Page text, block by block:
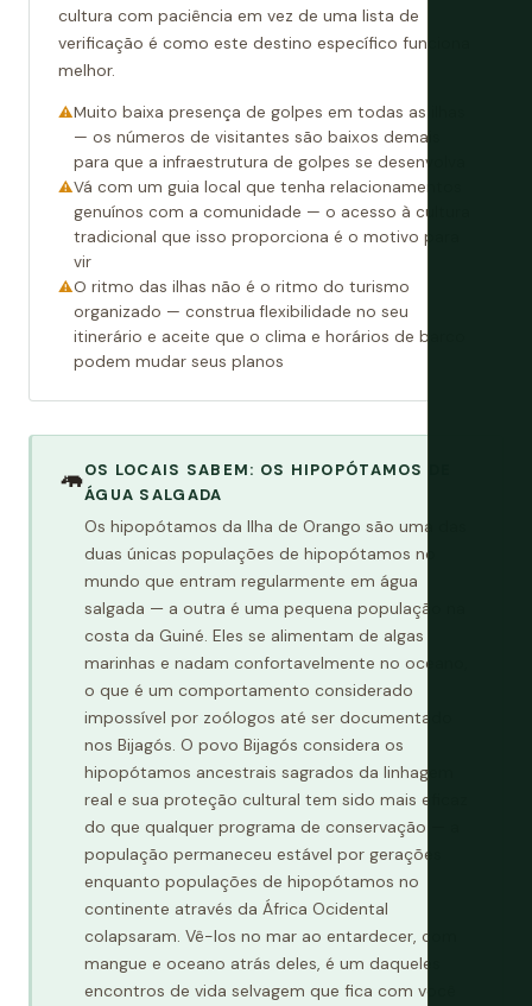
cultura com paciência em vez de uma lista de
verificação é como este destino específico funciona
melhor.
Muito baixa presença de golpes em todas as ilhas
— os números de visitantes são baixos demais
para que a infraestrutura de golpes se desenvolva
Vá com um guia local que tenha relacionamentos
genuínos com a comunidade — o acesso à cultura
tradicional que isso proporciona é o motivo para
vir
O ritmo das ilhas não é o ritmo do turismo
organizado — construa flexibilidade no seu
itinerário e aceite que o clima e horários de barco
podem mudar seus planos
🦛OS LOCAIS SABEM: OS HIPOPÓTAMOS DE
ÁGUA SALGADA
Os hipopótamos da Ilha de Orango são uma das
duas únicas populações de hipopótamos no
mundo que entram regularmente em água
salgada — a outra é uma pequena população na
costa da Guiné. Eles se alimentam de algas
marinhas e nadam confortavelmente no oceano,
o que é um comportamento considerado
impossível por zoólogos até ser documentado
nos Bijagós. O povo Bijagós considera os
hipopótamos ancestrais sagrados da linhagem
real e sua proteção cultural tem sido mais eficaz
do que qualquer programa de conservação — a
população permaneceu estável por gerações
enquanto populações de hipopótamos no
continente através da África Ocidental
colapsaram. Vê-los no mar ao entardecer, com
mangue e oceano atrás deles, é um daqueles
encontros de vida selvagem que fica com você